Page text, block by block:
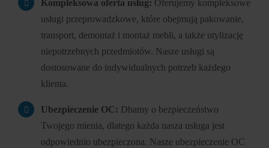
Kompleksowa oferta usług: Oferujemy kompleksowe
usługi przeprowadzkowe, które obejmują pakowanie,
transport, demontaż i montaż mebli, a także utylizację
niepotrzebnych przedmiotów. Nasze usługi są
dostosowane do indywidualnych potrzeb każdego
klienta.
Ubezpieczenie OC: Dbamy o bezpieczeństwo
Twojego mienia, dlatego każda nasza usługa jest
odpowiednio ubezpieczona. Nasze ubezpieczenie OC